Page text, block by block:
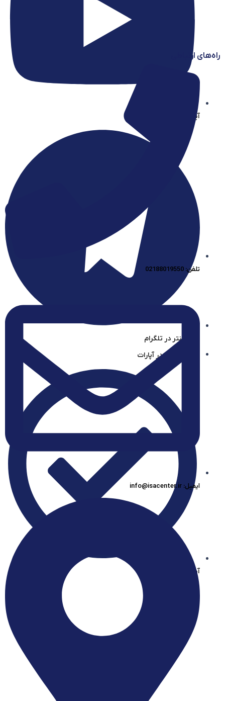
آیساسنتر در یوتیوب
آیساسنتر در تلگرام
آیساسنتر در آپارات
آیساسنتر در بله
راه‌های ارتباطی
تلفن: 02188019550
ایمیل: info@isacenter.ir